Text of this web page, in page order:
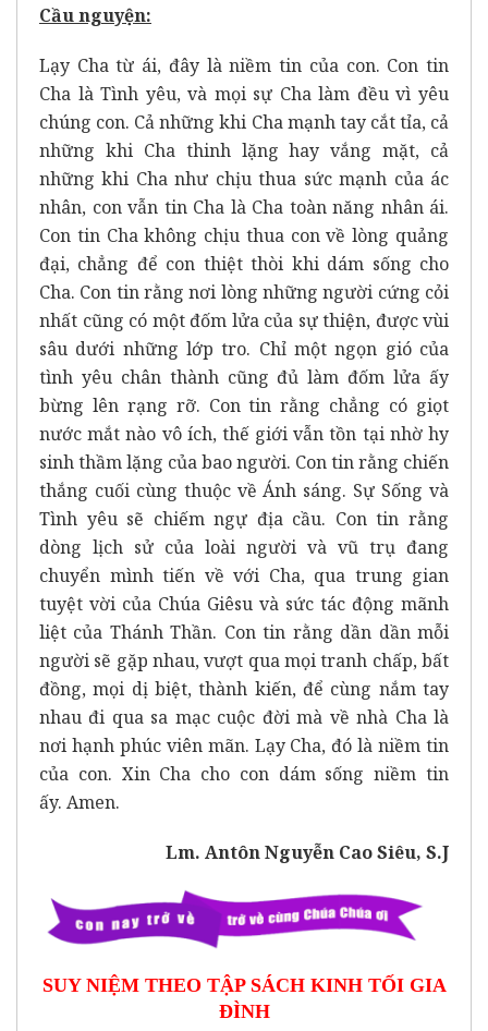
Cầu nguyện:
Lạy Cha từ ái, đây là niềm tin của con. Con tin
Cha là Tình yêu, và mọi sự Cha làm đều vì yêu
chúng con. Cả những khi Cha mạnh tay cắt tỉa, cả
những khi Cha thinh lặng hay vắng mặt, cả
những khi Cha như chịu thua sức mạnh của ác
nhân, con vẫn tin Cha là Cha toàn năng nhân ái.
Con tin Cha không chịu thua con về lòng quảng
đại, chẳng để con thiệt thòi khi dám sống cho
Cha. Con tin rằng nơi lòng những người cứng cỏi
nhất cũng có một đốm lửa của sự thiện, được vùi
sâu dưới những lớp tro. Chỉ một ngọn gió của
tình yêu chân thành cũng đủ làm đốm lửa ấy
bừng lên rạng rỡ. Con tin rằng chẳng có giọt
nước mắt nào vô ích, thế giới vẫn tồn tại nhờ hy
sinh thầm lặng của bao người. Con tin rằng chiến
thắng cuối cùng thuộc về Ánh sáng. Sự Sống và
Tình yêu sẽ chiếm ngự địa cầu. Con tin rằng
dòng lịch sử của loài người và vũ trụ đang
chuyển mình tiến về với Cha, qua trung gian
tuyệt vời của Chúa Giêsu và sức tác động mãnh
liệt của Thánh Thần. Con tin rằng dần dần mỗi
người sẽ gặp nhau, vượt qua mọi tranh chấp, bất
đồng, mọi dị biệt, thành kiến, để cùng nắm tay
nhau đi qua sa mạc cuộc đời mà về nhà Cha là
nơi hạnh phúc viên mãn. Lạy Cha, đó là niềm tin
của con. Xin Cha cho con dám sống niềm tin
ấy. Amen.
Lm. Antôn Nguyễn Cao Siêu, S.J
SUY NIỆM THEO TẬP SÁCH KINH TỐI GIA
ĐÌNH